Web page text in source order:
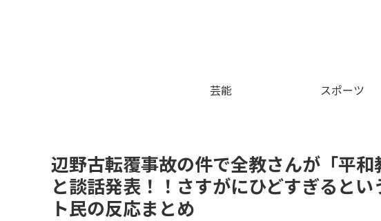
芸能 スポーツ
辺野古転覆事故の件で全教さんが「平和
と談話発表！！さすがにひどすぎると
ト民の反応まとめ